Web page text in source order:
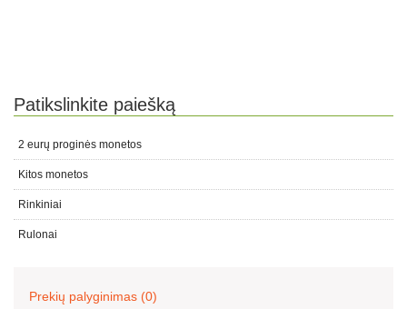
Patikslinkite paiešką
2 eurų proginės monetos
Kitos monetos
Rinkiniai
Rulonai
Prekių palyginimas (0)